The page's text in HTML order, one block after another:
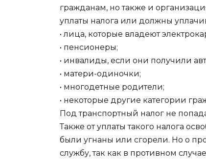
гражданам, но также и
уплаты налога или должны
• лица, которые владеют
• пенсионеры;
• инвалиды, если они получили
• матери-одиночки;
• многодетные родители;
• некоторые другие категории
Под транспортный налог не
Также от уплаты такого налога
были угнаны или сгорели. Но о
службу, так как в противном